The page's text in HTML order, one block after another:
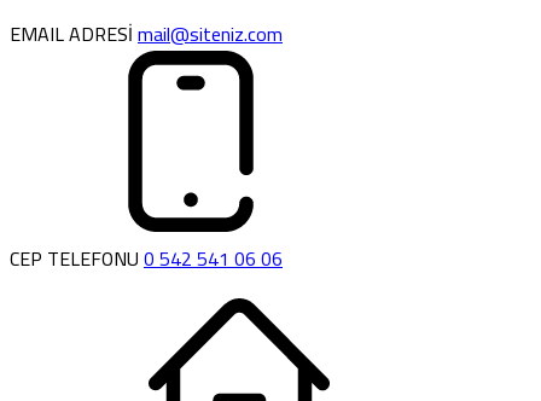
EMAIL ADRESİmail@siteniz.com
CEP TELEFONU0 542 541 06 06